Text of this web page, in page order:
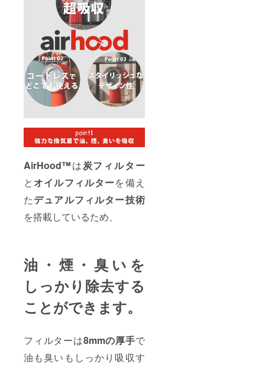
AirHood™は炭フィルター
と オイルフィルターを備え
たデュアルフィルター技術
を搭載しているため、
油・煙・臭いを
しっかり除去する
ことができます。
フィルターは8mmの厚手で
油も臭いもしっかり吸収す